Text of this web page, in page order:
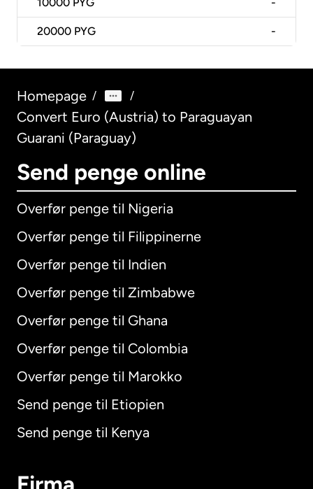
10000 PYG -
20000 PYG -
Homepage / /
Convert Euro (Austria) to Paraguayan
Guarani (Paraguay)
Send penge online
Overfør penge til Nigeria
Overfør penge til Filippinerne
Overfør penge til Indien
Overfør penge til Zimbabwe
Overfør penge til Ghana
Overfør penge til Colombia
Overfør penge til Marokko
Send penge til Etiopien
Send penge til Kenya